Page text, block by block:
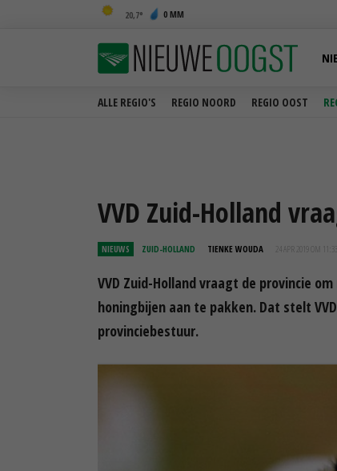
20,7 0 MM
ALLE REGIO'S REGIO NOORD REGIO OOST
VVD Zuid-Holland
NIEUWS ZUID-HOLLAND TIENKE WOUDA 24 APR 2019 OM 11:33
VVD Zuid-Holland vraagt de provincie
honingbijen aan te pakken. Dat stelt
provinciebestuur.